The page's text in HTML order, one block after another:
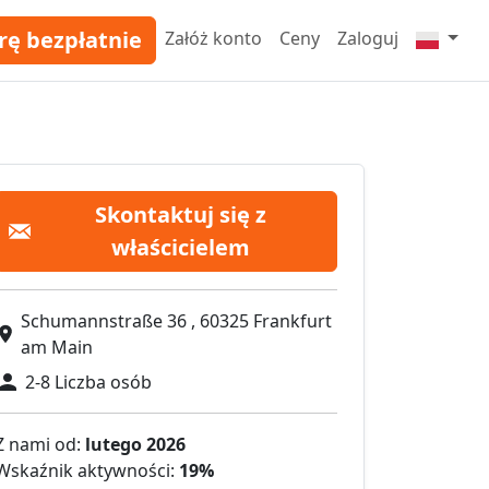
bezpłatnie Załóż konto Ceny Zaloguj
Skontaktuj się z
właścicielem
Schumannstraße 36 , 60325 Frankfurt
am Main
2-8 Liczba osób
nami od: lutego 2026
aktywności: 19%